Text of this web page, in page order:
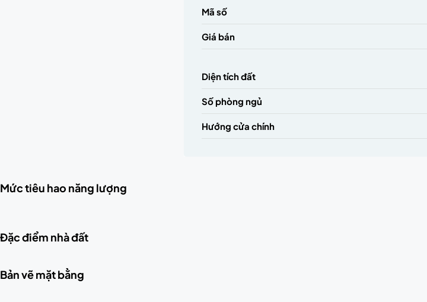
Mã số
Giá bán
Diện tích đất
Số phòng ngủ
Hướng cửa chính
Mức tiêu hao năng lượng
Đặc điểm nhà đất
Bản vẽ mặt bằng